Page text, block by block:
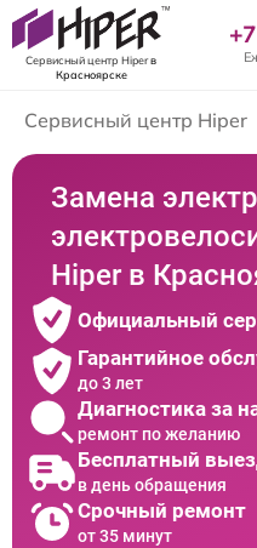
Сервисный центр Hiperв
Красноярске
Сервисный центр Hiper
Замена
Hiper в
Официальный
Гарантийное
до 3 лет
Диагностика за
ремонт по желанию
Бесплатный
в день обращения
Срочный ремонт
от 35 минут